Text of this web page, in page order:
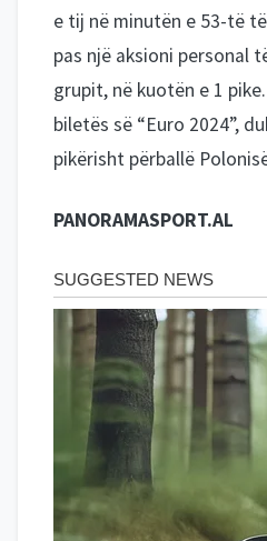
e tij në minutën e 53-të
pas një aksioni personal
grupit, në kuotën e 1
biletës së “Euro 2024”,
pikërisht përballë
PANORAMASPORT.AL